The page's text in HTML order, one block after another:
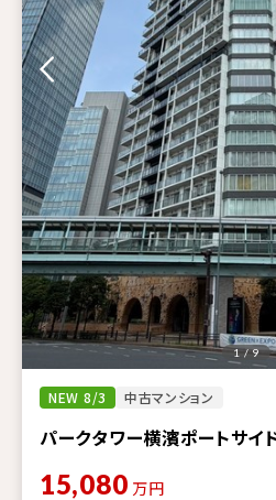
NEW 8/3 中古マンション
パークタワー横濱ポートサイ
1 / 9
15,080 万円